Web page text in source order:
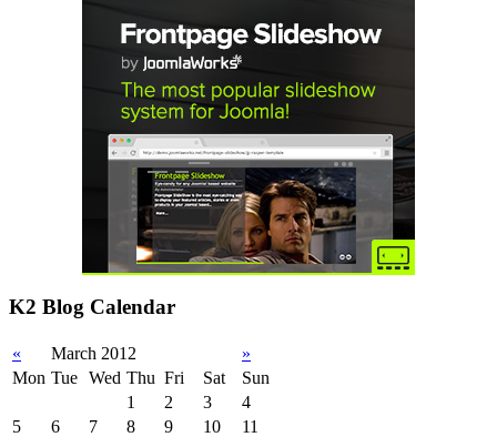
K2 Blog Calendar
« March 2012
»
Mon Tue Wed Thu Fri Sat
Sun
1
2 3
4
5
6 7 8 9 10
11